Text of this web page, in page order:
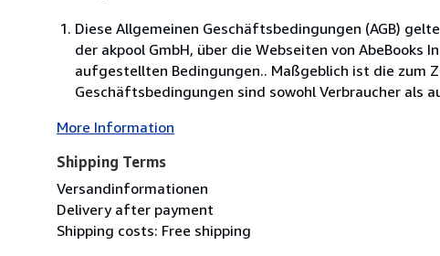
Diese Allgemeinen Geschäftsbedingungen (AGB)
der akpool GmbH, über die Webseiten von AbeBooks
aufgestellten Bedingungen.. Maßgeblich ist die zum
Geschäftsbedingungen sind sowohl Verbraucher als
More Information
Shipping Terms
Versandinformationen
Delivery after payment
Shipping costs: Free shipping